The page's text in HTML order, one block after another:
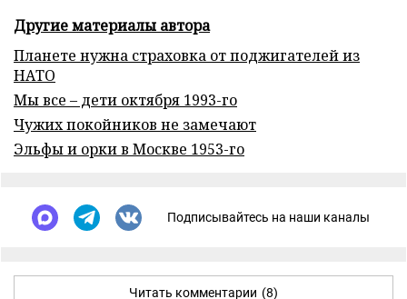
Другие материалы автора
Планете нужна страховка от поджигателей из
НАТО
Мы все – дети октября 1993-го
Чужих покойников не замечают
Эльфы и орки в Москве 1953-го
Подписывайтесь на наши каналы
Читать комментарии (8)